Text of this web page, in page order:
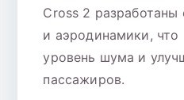
Cross 2
и аэродинамики, что
уровень шума и
пассажиров.